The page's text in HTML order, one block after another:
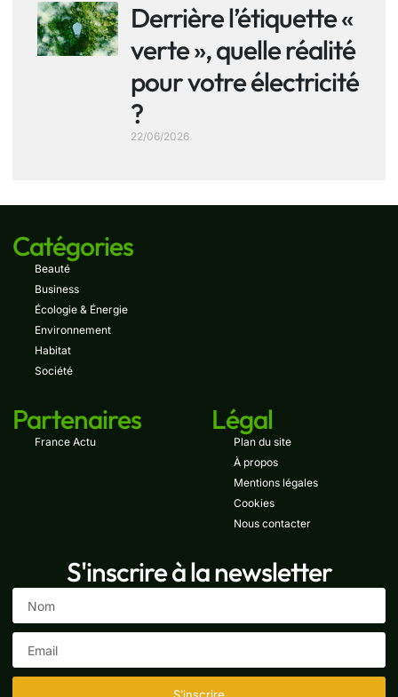
Derrière l’étiquette «
verte », quelle réalité
pour votre électricité
?
22/06/2026
Catégories
Beauté
Business
Écologie & Énergie
Environnement
Habitat
Société
Partenaires
France Actu
Légal
Plan du site
À propos
Mentions légales
Cookies
Nous contacter
S'inscrire à la newsletter
S'inscrire